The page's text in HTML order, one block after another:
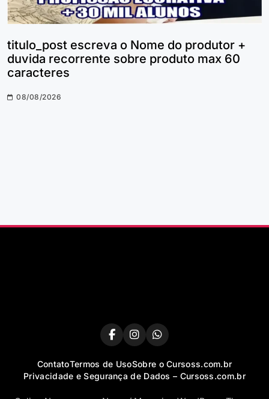
titulo_post escreva o Nome do produtor +
duvida recorrente sobre produto max 60
caracteres
08/08/2026
ContatoTermos de UsoSobre o Cursoss.com.br
Privacidade e Segurança de Dados – Cursoss.com.br